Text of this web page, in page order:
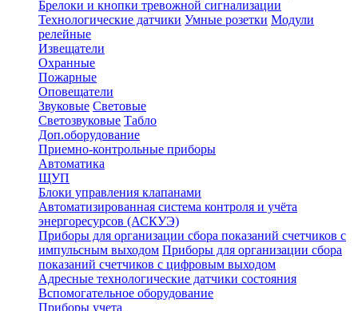
Брелоки и кнопки тревожной сигнализации
Технологические датчики Умные розетки Модули
релейные
Извещатели
Охранные
Пожарные
Оповещатели
Звуковые Световые
Светозвуковые Табло
Доп.оборудование
Приемно-контрольные приборы
Автоматика
ЩУП
Блоки управления клапанами
Автоматизированная система контроля и учёта
энергоресурсов (АСКУЭ)
Приборы для организации сбора показаний счетчиков с
импульсным выходом Приборы для организации сбора
показаний счетчиков с цифровым выходом
Адресные технологические датчики состояния
Вспомогательное оборудование
Приборы учета